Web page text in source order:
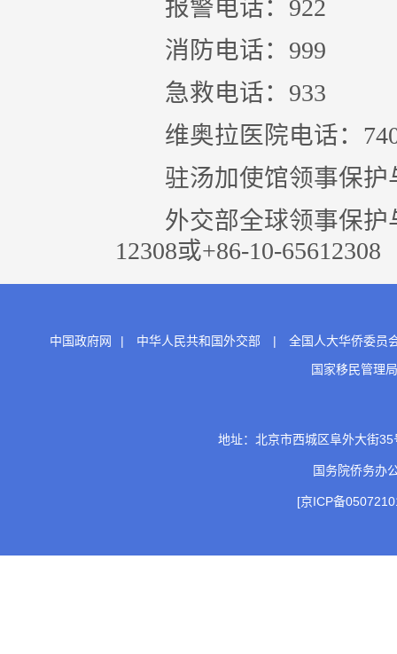
报警电话：922
消防电话：999
急救电话：933
维奥拉医院电话：
驻汤加使馆领事保护
外交部全球领事保护
12308或+86-10-65612308
中国政府网 | 中华人民共和国外交部 |
全国人大华侨委员
国家移民管理局
地址：北京市西城区阜外大街
国务院侨务
[京ICP备